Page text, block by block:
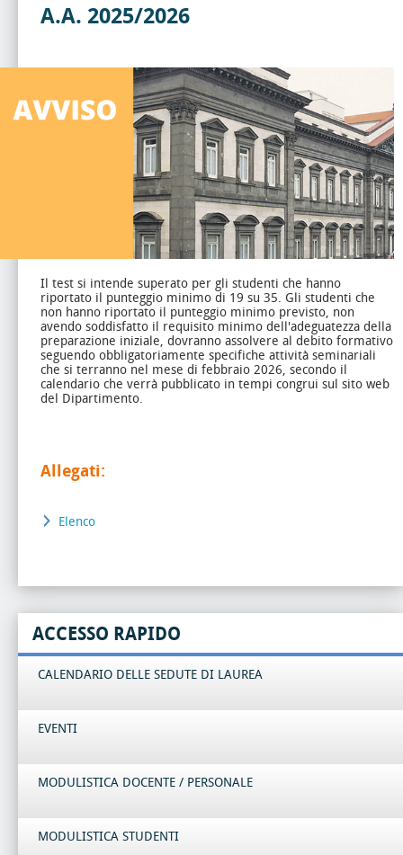
A.A. 2025/2026
Il test si intende superato per gli studenti che hanno
riportato il punteggio minimo di 19 su 35. Gli studenti che
non hanno riportato il punteggio minimo previsto, non
avendo soddisfatto il requisito minimo dell'adeguatezza della
preparazione iniziale, dovranno assolvere al debito formativo
seguendo obbligatoriamente specifiche attività seminariali
che si terranno nel mese di febbraio 2026, secondo il
calendario che verrà pubblicato in tempi congrui sul sito web
del Dipartimento.
Allegati:
Elenco
ACCESSO RAPIDO
CALENDARIO DELLE SEDUTE DI LAUREA
EVENTI
MODULISTICA DOCENTE / PERSONALE
MODULISTICA STUDENTI